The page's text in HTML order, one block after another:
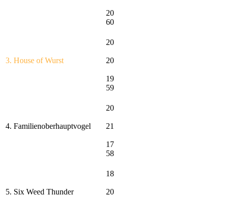
20
60
3. House of Wurst
20
20
19
59
4. Familienoberhauptvogel
20
21
17
58
5. Six Weed Thunder
18
20